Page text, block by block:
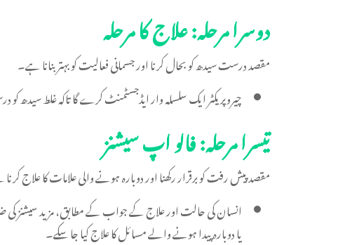
دوسرا مرحلہ: علاج کا مرحلہ
مقصد درست سیدھ کو بحال کرنا اور جسمانی فعالیت کو بہتر بنانا ہے۔
چیروپریکٹر ایک سلسلہ وار ایڈجسٹمنٹ کرے گا تاکہ غلط سیدھ
تیسرا مرحلہ: فالو اپ سیشنز
مقصد پیش رفت کو برقرار رکھنا اور دوبارہ ہونے والی علامات کا علاج
انسان کی حالت اور علاج کے جواب کے مطابق، مزید سیشنز کی
یا دوبارہ پیدا ہونے والے مسائل کا علاج کیا جا سکے۔